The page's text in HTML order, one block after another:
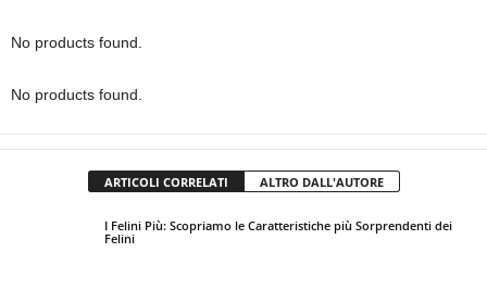
No products found.
No products found.
ARTICOLI CORRELATI ALTRO DALL'AUTORE
I Felini Più: Scopriamo le Caratteristiche più Sorprendenti dei
Felini